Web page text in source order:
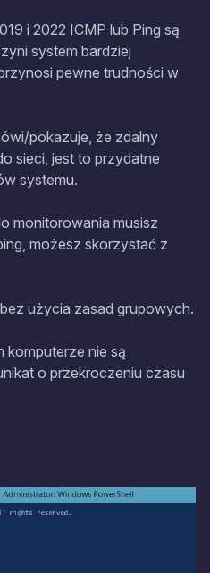
i 2022 ICMP lub Ping są
system bardziej
pewne trudności w
pokazuje, że zdalny
sieci, jest to przydatne
systemu.
monitorowania musisz
możesz skorzystać z
użycia zasad grupowych.
komputerze nie są
o przekroczeniu czasu